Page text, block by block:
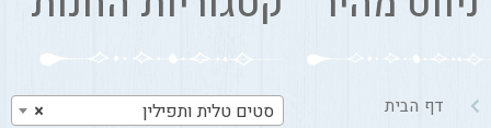
דף הבית
× סטים טלית ותפילין